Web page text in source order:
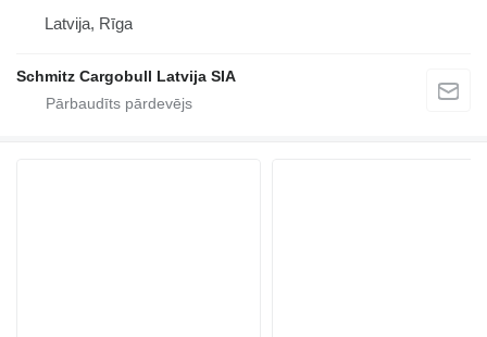
Latvija, Rīga
Schmitz Cargobull Latvija SIA